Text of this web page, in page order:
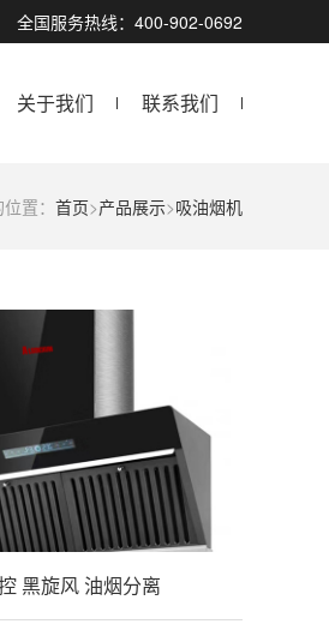
全国服务热线：400-902-0692
关于我们 联系我们
置： 首页>产品展示>吸油烟机
黑旋风 油烟分离